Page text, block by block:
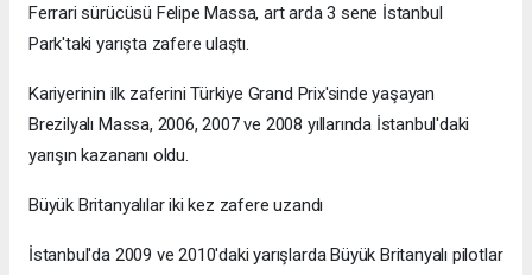
Ferrari sürücüsü Felipe Massa, art arda 3 sene İstanbul
Park'taki yarışta zafere ulaştı.
Kariyerinin ilk zaferini Türkiye Grand Prix'sinde yaşayan
Brezilyalı Massa, 2006, 2007 ve 2008 yıllarında İstanbul'daki
yarışın kazananı oldu.
Büyük Britanyalılar iki kez zafere uzandı
İstanbul'da 2009 ve 2010'daki yarışlarda Büyük Britanyalı pilotlar